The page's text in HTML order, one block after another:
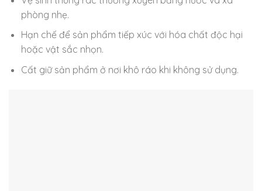
phòng nhẹ.
Hạn chế để sản phẩm tiếp xúc với hóa chất độc hại
hoặc vật sắc nhọn.
Cất giữ sản phẩm ở nơi khô ráo khi không sử dụng.